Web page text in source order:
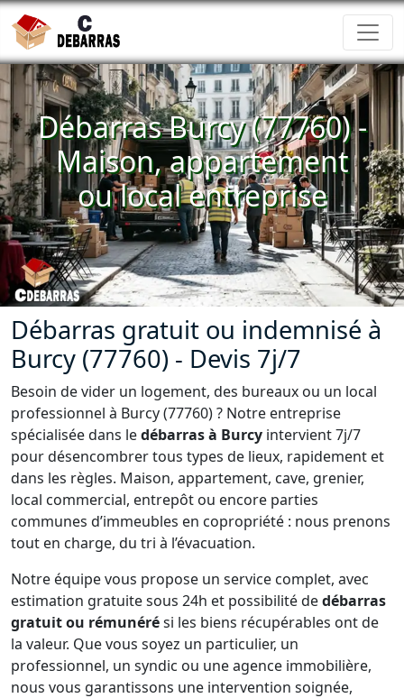
Débarras Burcy (77760) -
Maison, appartement
ou local entreprise
Débarras gratuit ou indemnisé à
Burcy (77760) - Devis 7j/7
Besoin de vider un logement, des bureaux ou un local
professionnel à Burcy (77760) ? Notre entreprise
spécialisée dans ledébarras à Burcy intervient 7j/7
pour désencombrer tous types de lieux, rapidement et
dans les règles. Maison, appartement, cave, grenier,
local commercial, entrepôt ou encore parties
communes d’immeubles en copropriété : nous prenons
tout en charge, du tri à l’évacuation.
Notre équipe vous propose un service complet, avec
estimation gratuite sous 24h et possibilité dedébarras
gratuit ou rémunérési les biens récupérables ont de
la valeur. Que vous soyez un particulier, un
professionnel, un syndic ou une agence immobilière,
nous vous garantissons une intervention soignée,